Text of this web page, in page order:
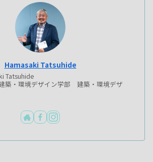
Hamasaki Tatsuhide
Tatsuhide
築・環境デザイン学部 建築・環境デザ